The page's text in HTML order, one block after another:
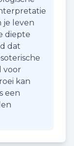
je leven
diepte
dat
voor
kan
een